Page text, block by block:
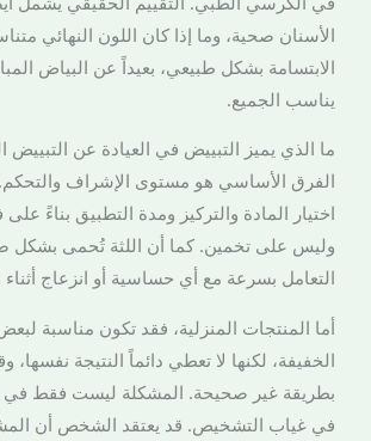
الأسنان صحية، وما إذا كان اللون النهائي
الابتسامة بشكل طبيعي، بعيداً عن البياض
يناسب الجميع.
ما الذي يميز التبييض في العيادة عن التبييض
الفرق الأساسي هو مستوى الإشراف والتحكم.
اختيار المادة والتركيز ومدة التطبيق بناءً
وليس على تخمين. كما أن اللثة تُحمى بشكل
التعامل بسرعة مع أي حساسية أو انزعاج
أما المنتجات المنزلية، فقد تكون مناسبة
الخفيفة، لكنها لا تعطي دائماً النتيجة نفسها،
بطريقة غير صحيحة. المشكلة ليست فقط في
في غياب التشخيص. قد يعتقد الشخص أن